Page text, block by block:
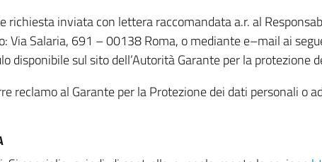
inviata con lettera raccomandata a.r. al
Via Salaria, 691 – 00138 Roma, o mediante e–mail ai
disponibile sul sito dell’Autorità Garante per la protezione
reclamo al Garante per la Protezione dei dati personali o